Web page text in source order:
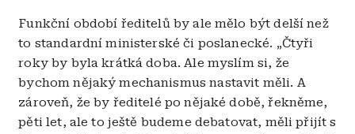
Funkční období ředitelů by ale mělo být delší než
to standardní ministerské či poslanecké. „Čtyři
roky by byla krátká doba. Ale myslím si, že
bychom nějaký mechanismus nastavit měli. A
zároveň, že by ředitelé po nějaké době, řekněme,
pěti let, ale to ještě budeme debatovat, měli přijít s